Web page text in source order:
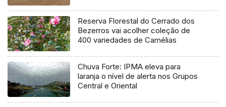
Reserva Florestal do Cerrado dos
Bezerros vai acolher coleção de
400 variedades de Camélias
Chuva Forte: IPMA eleva para
laranja o nível de alerta nos Grupos
Central e Oriental